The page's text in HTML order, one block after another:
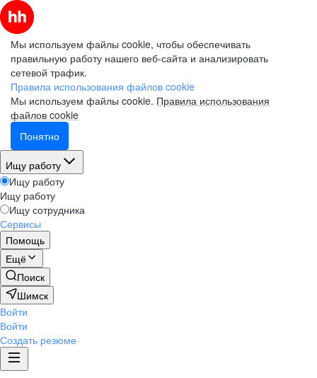
Мы используем файлы cookie, чтобы обеспечивать
правильную работу нашего веб-сайта и анализировать
сетевой трафик.
Правила использования файлов cookie
Мы используем файлы cookie. Правила использования
файлов cookie
Понятно
Ищу работу
Ищу работу
Ищу работу
Ищу сотрудника
Сервисы
Помощь
Ещё
Поиск
Шимск
Войти
Войти
Создать резюме